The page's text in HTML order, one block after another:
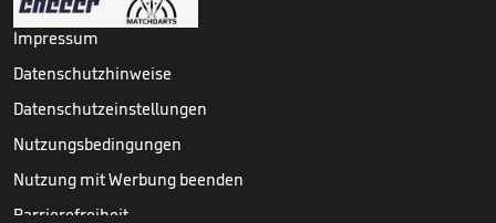
Impressum
Datenschutzhinweise
Datenschutzeinstellungen
Nutzungsbedingungen
Nutzung mit Werbung beenden
Barrierefreiheit